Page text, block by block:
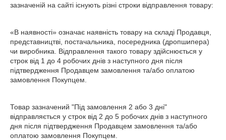
зазначеній на сайті існують різні строки відправлення товару:
«В наявності» означає наявність товару на складі Продавця,
представництві, постачальника, посередника (дропшипера)
чи виробника. Відправлення такого товару здійснюється у
строк від 1 до 4 робочих днів з наступного дня після
підтвердження Продавцем замовлення та/або оплатою
замовлення Покупцем.
Товар зазначений "Під замовлення 2 або 3 дні"
відправляється у строк від 2 до 5 робочих днів з наступного
дня після підтвердження Продавцем замовлення та/або
оплатою замовлення Покупцем.